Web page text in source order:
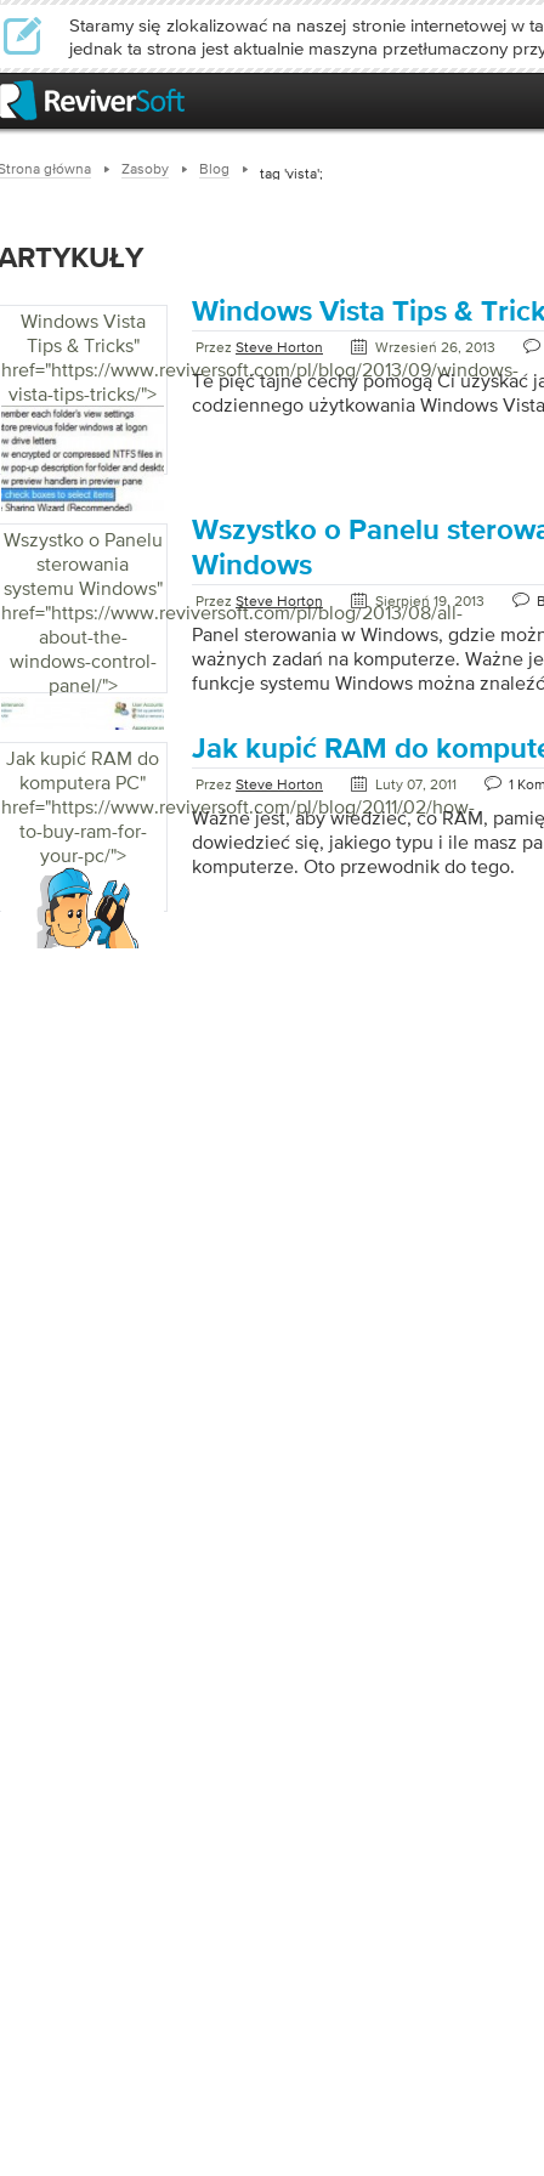
Staramy się zlokalizować na naszej stronie internetowej w
jednak ta strona jest aktualnie maszyna przetłumaczony
główna Zasoby Blog tag 'vista';
Windows Vista
Tips & Tricks"
href="https://www.reviversoft.com/pl/blog/2013/09/windows-
vista-tips-tricks/">
Windows Vista Tips &
Przez Steve Horton Wrzesień 26, 2013
Te pięć tajne cechy pomogą Ci uzyskać
codziennego użytkowania Windows
Wszystko o Panelu
sterowania
systemu Windows"
href="https://www.reviversoft.com/pl/blog/2013/08/all-
about-the-
windows-control-
panel/">
Wszystko o Panelu
Windows
Przez Steve Horton Sierpień 19, 2013
Panel sterowania w Windows, gdzie
ważnych zadań na komputerze. Ważne
funkcje systemu Windows można
Jak kupić RAM do
komputera PC"
href="https://www.reviversoft.com/pl/blog/2011/02/how-
to-buy-ram-for-
your-pc/">
Jak kupić RAM do
Przez Steve Horton Luty 07, 2011 1
Ważne jest, aby wiedzieć, co RAM,
dowiedzieć się, jakiego typu i ile masz
komputerze. Oto przewodnik do tego.